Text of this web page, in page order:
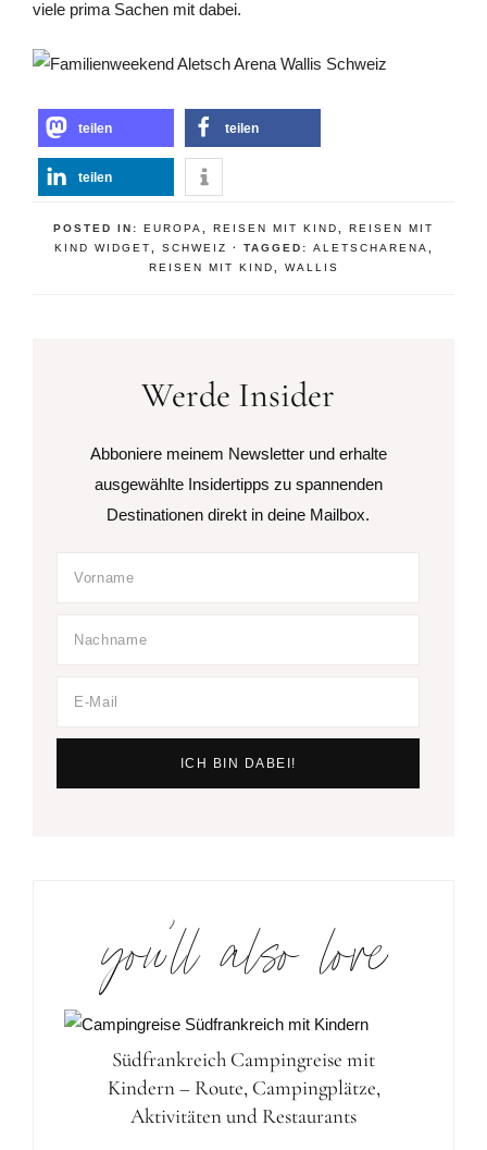
viele prima Sachen mit dabei.
teilen teilen
teilen
POSTED IN: EUROPA REISEN MIT KIND
REISEN MIT
KIND WIDGET
SCHWEIZ · TAGGED: ALETSCHARENA
REISEN MIT KIND
WALLIS
Werde Insider
Abboniere meinem Newsletter und erhalte
ausgewählte Insidertipps zu spannenden
Destinationen direkt in deine Mailbox.
you’ll also love
Südfrankreich Campingreise mit
Kindern – Route, Campingplätze,
Aktivitäten und Restaurants